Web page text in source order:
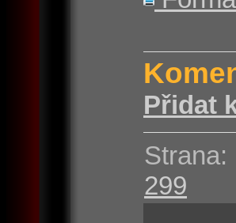
Přidat
Strana:
299